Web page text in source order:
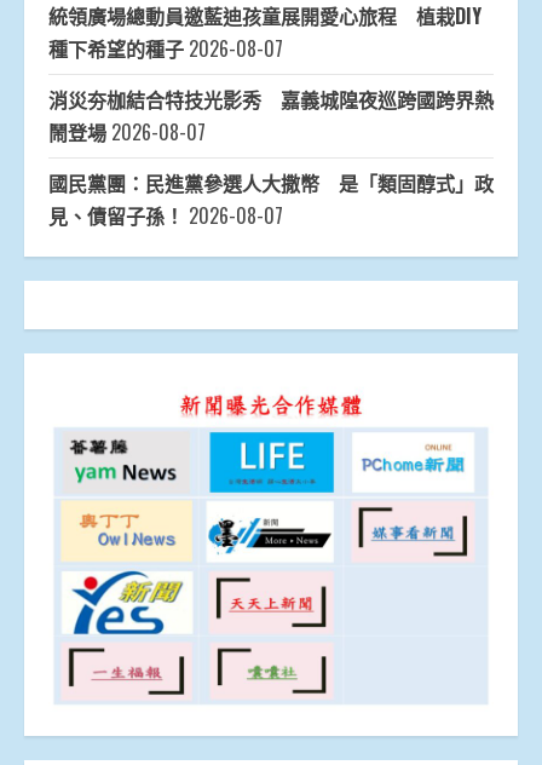
統領廣場總動員邀藍迪孩童展開愛心旅程 植栽DIY
種下希望的種子 2026-08-07
消災夯枷結合特技光影秀 嘉義城隍夜巡跨國跨界熱
鬧登場 2026-08-07
國民黨團：民進黨參選人大撒幣 是「類固醇式」政
見、債留子孫！ 2026-08-07